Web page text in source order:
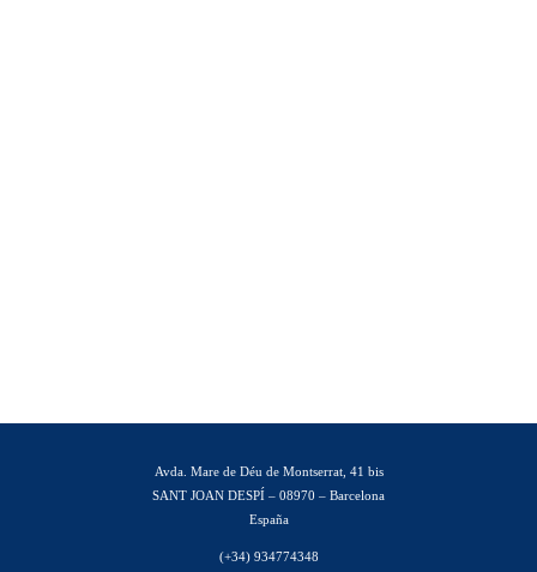
Avda. Mare de Déu de Montserrat, 41 bis
SANT JOAN DESPÍ – 08970 – Barcelona
España
(+34) 934774348